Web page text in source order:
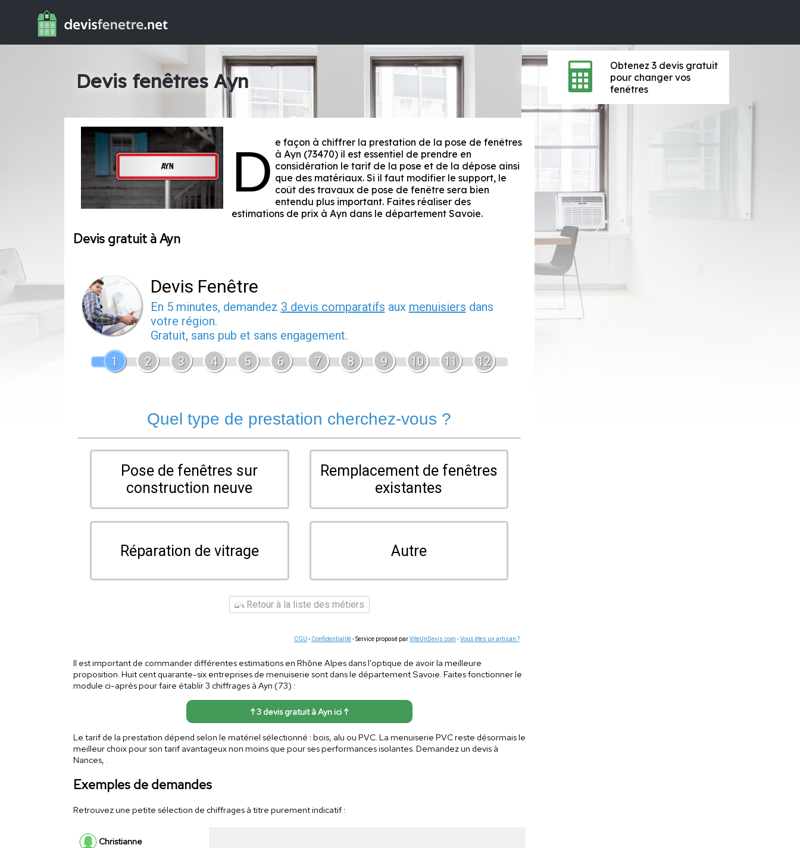
Devis fenêtres Ayn
D e façon à chiffrer la prestation de la pose de fenêtres
à Ayn (73470) il est essentiel de prendre en
considération le tarif de la pose et de la dépose ainsi
que des matériaux. Si il faut modifier le support, le
coût des travaux de pose de fenêtre sera bien
entendu plus important. Faites réaliser des
estimations de prix à Ayn dans le département Savoie.
Devis gratuit à Ayn
Devis Fenêtre
En 5 minutes, demandez 3 devis comparatifs aux menuisiers dans
votre région.
Gratuit, sans pub et sans engagement.
1
2 3 4 5 6 7 8 9 10 11 12
Quel type de prestation cherchez-vous ?
Pose de fenêtres sur
construction neuve
Remplacement de fenêtres
existantes
Réparation de vitrage Autre
Retour à la liste des métiers
CGU - Confidentialité- Service proposé parViteUnDevis.com -Vous êtes un artisan ?
Il est important de commander différentes estimations en Rhône Alpes dans l'optique de avoir la meilleure
proposition. Huit cent quarante-six entreprises de menuiserie sont dans le département Savoie. Faites fonctionner le
module ci-après pour faire établir 3 chiffrages à Ayn (73) :
↑ 3 devis gratuit à Ayn ici ↑
Le tarif de la prestation dépend selon le matériel sélectionné : bois, alu ou PVC. La menuiserie PVC reste désormais le
meilleur choix pour son tarif avantageux non moins que pour ses performances isolantes. Demandez un devis à
Nances, .
Exemples de demandes
Retrouvez une petite sélection de chiffrages à titre purement indicatif :
Christianne
Obtenez 3 devis gratuit
pour changer vos
fenêtres